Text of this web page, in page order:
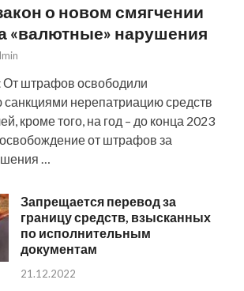
о новом смягчении
«валютные» нарушения
От штрафов освободили
нерепатриацию средств
кроме того, на год – до конца 2023
от штрафов за
…
Запрещается перевод за
границу средств, взысканных
по исполнительным
документам
21.12.2022